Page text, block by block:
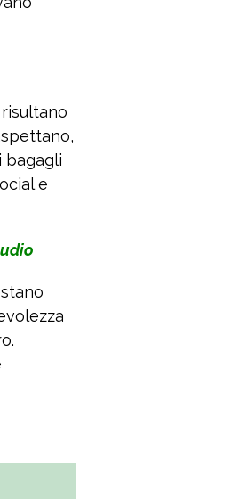
bagagli
e